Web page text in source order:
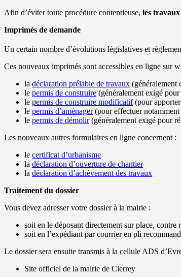
Afin d’éviter toute procédure contentieuse, les
Imprimés de demande
Un certain nombre d’évolutions législatives et
Ces nouveaux imprimés sont accessibles en ligne sur
la déclaration prélable de travaux (généralement
le permis de construire (généralement exigé
le permis de construire modificatif(pour
le permis d’aménager(pour effectuer notamment
le permis de démolir(généralement exigé pour
Les nouveaux autres formulaires en ligne concernent :
le certificat d’urbanisme
la déclaration d’ouverture de chantier
la déclaration d’achèvement des travaux
Traitement du dossier
Vous devez adresser votre dossier à la mairie :
soit en le déposant directement sur place, contre
soit en l’expédiant par courrier en pli
Le dossier sera ensuite transmis à la cellule ADS
Site officiel de la mairie de Cierrey